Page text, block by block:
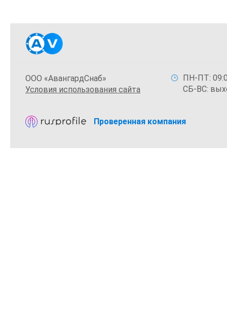
ООО «АвангардСнаб»
Условия использования сайта
ПН-ПТ:
СБ-ВС:
Проверенная компания